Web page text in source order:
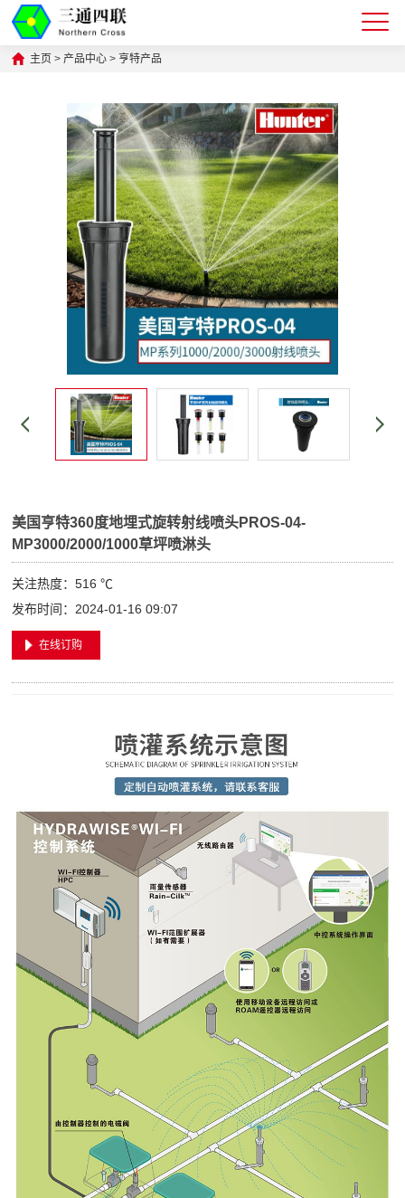
主页 >产品中心 > 亨特产品
美国亨特360度地埋式旋转射线喷头PROS-04-
MP3000/2000/1000草坪喷淋头
关注热度：516 ℃
发布时间：2024-01-16 09:07
在线订购